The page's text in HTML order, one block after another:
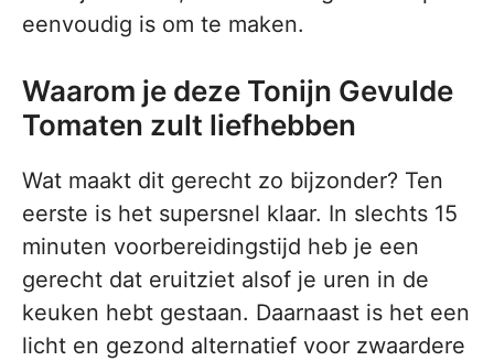
eenvoudig is om te maken.
Waarom je deze Tonijn Gevulde
Tomaten zult liefhebben
Wat maakt dit gerecht zo bijzonder? Ten
eerste is het supersnel klaar. In slechts 15
minuten voorbereidingstijd heb je een
gerecht dat eruitziet alsof je uren in de
keuken hebt gestaan. Daarnaast is het een
licht en gezond alternatief voor zwaardere